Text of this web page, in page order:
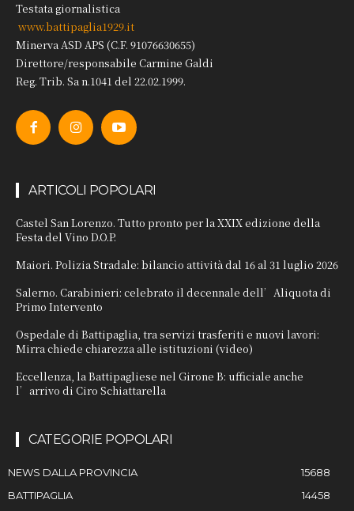
Testata giornalistica
www.battipaglia1929.it
Minerva ASD APS (C.F. 91076630655)
Direttore/responsabile Carmine Galdi
Reg. Trib. Sa n.1041 del 22.02.1999.
ARTICOLI POPOLARI
Castel San Lorenzo. Tutto pronto per la XXIX edizione della
Festa del Vino D.O.P.
Maiori. Polizia Stradale: bilancio attività dal 16 al 31 luglio 2026
Salerno. Carabinieri: celebrato il decennale dell’Aliquota di
Primo Intervento
Ospedale di Battipaglia, tra servizi trasferiti e nuovi lavori:
Mirra chiede chiarezza alle istituzioni (video)
Eccellenza, la Battipagliese nel Girone B: ufficiale anche
l’arrivo di Ciro Schiattarella
CATEGORIE POPOLARI
NEWS DALLA PROVINCIA
15688
BATTIPAGLIA
14458